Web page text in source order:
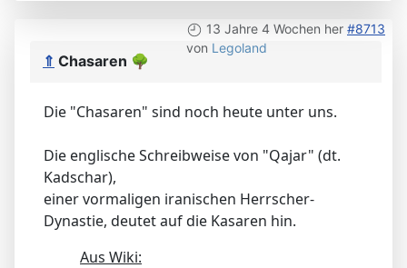
13 Jahre 4 Wochen her #8713
von Legoland
⇑ Chasaren 🌳
Die "Chasaren" sind noch heute unter uns.
Die englische Schreibweise von "Qajar" (dt.
Kadschar),
einer vormaligen iranischen Herrscher-
Dynastie, deutet auf die Kasaren hin.
Aus Wiki: